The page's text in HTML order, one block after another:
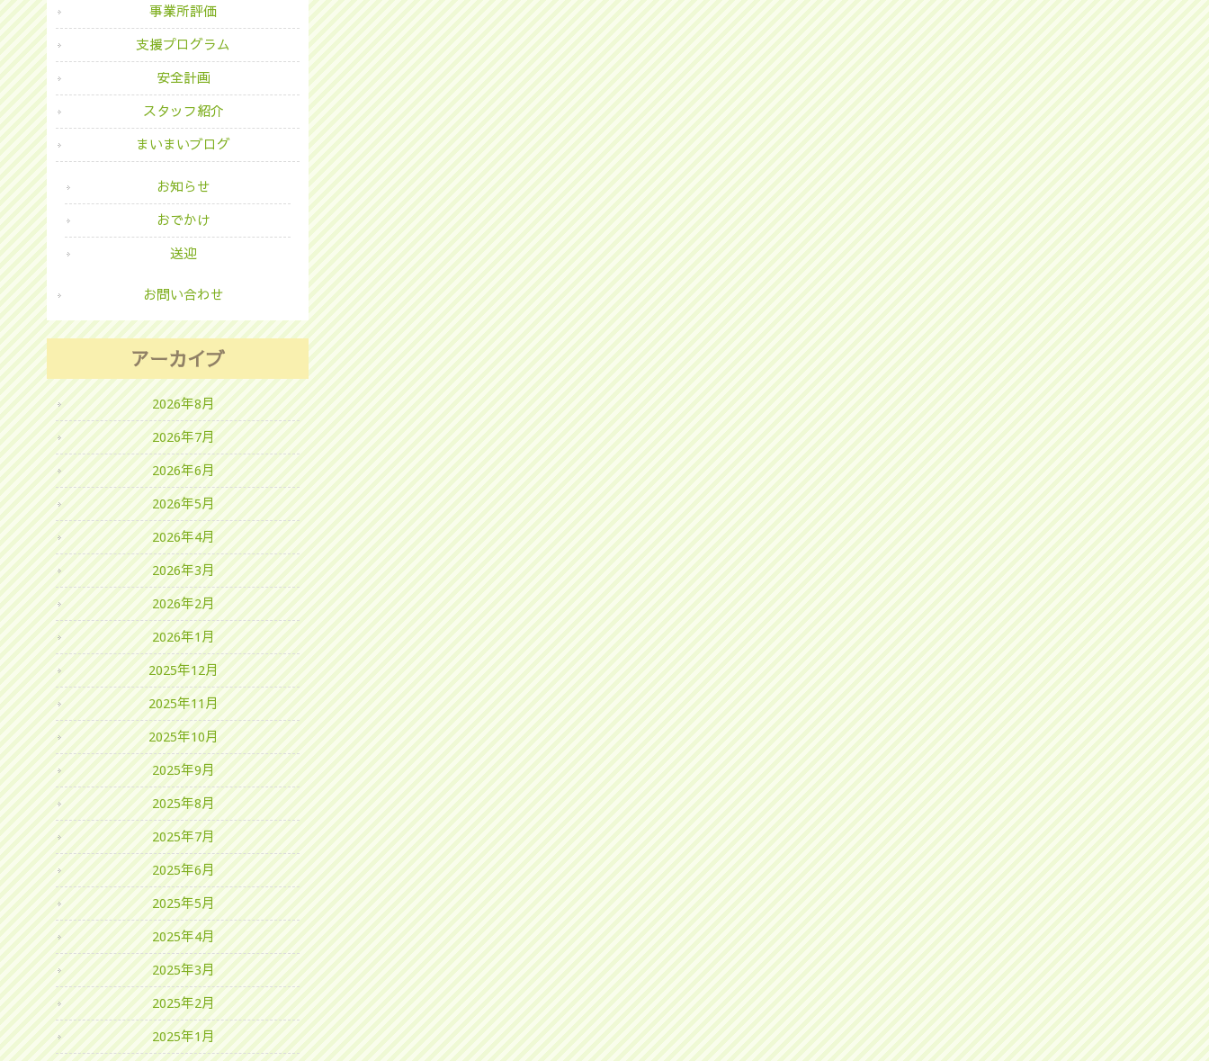
事業所評価
支援プログラム
安全計画
スタッフ紹介
まいまいブログ
お知らせ
おでかけ
送迎
お問い合わせ
アーカイブ
2026年8月
2026年7月
2026年6月
2026年5月
2026年4月
2026年3月
2026年2月
2026年1月
2025年12月
2025年11月
2025年10月
2025年9月
2025年8月
2025年7月
2025年6月
2025年5月
2025年4月
2025年3月
2025年2月
2025年1月